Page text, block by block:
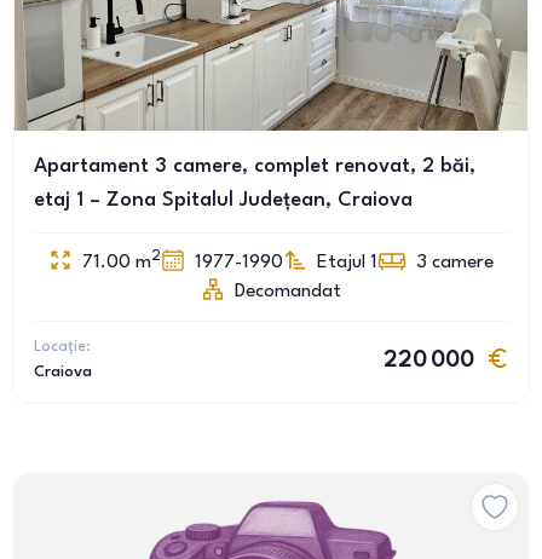
Apartament 3 camere, complet renovat, 2 băi,
etaj 1 – Zona Spitalul Județean, Craiova
71.00 m2 1977-1990 Etajul 1 3 camere
Decomandat
Locație:
Craiova
220 000